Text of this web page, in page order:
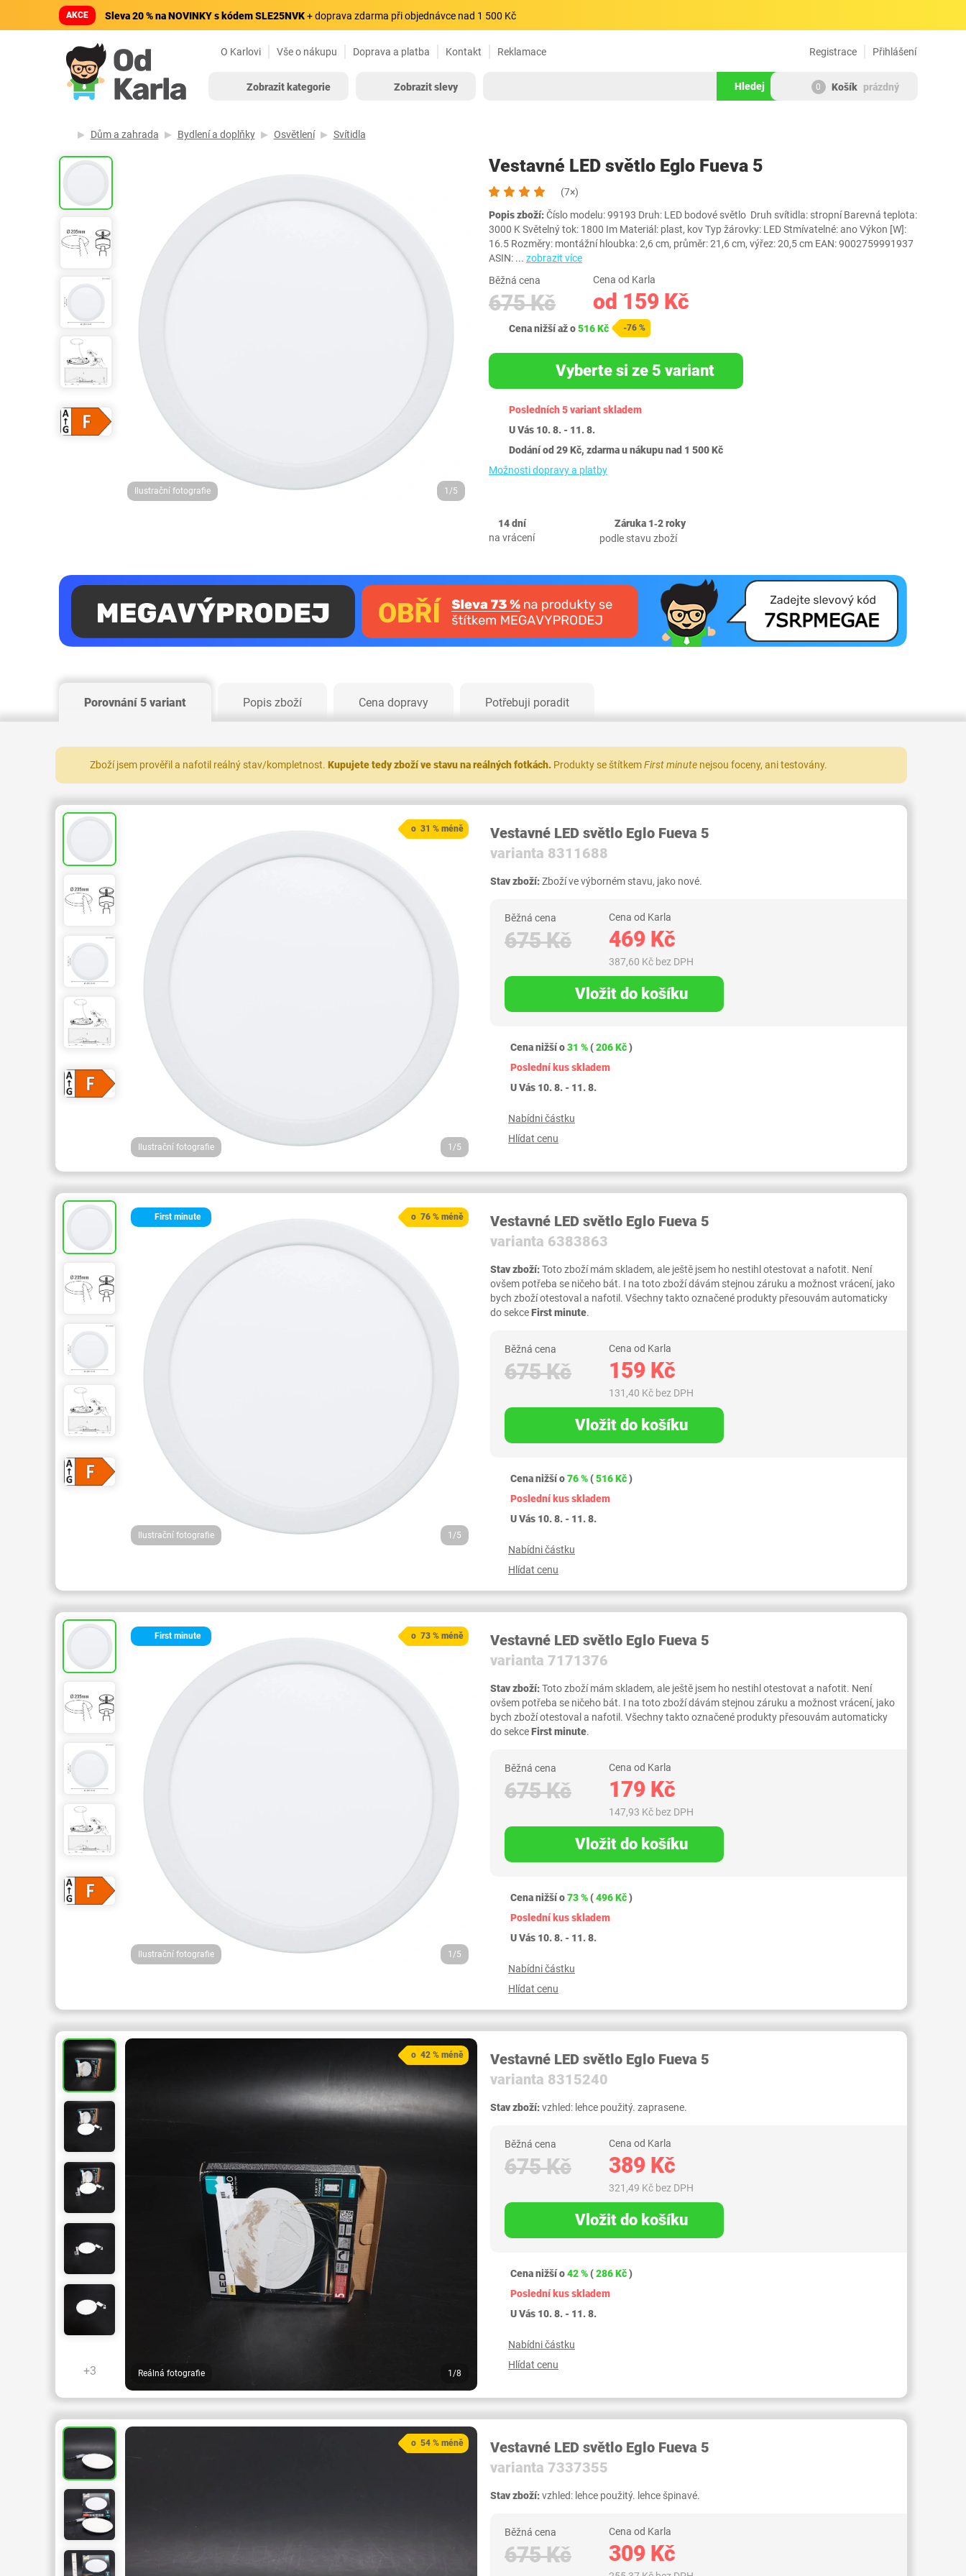
AKCE Sleva 20 % na NOVINKY s kódem SLE25NVK+ doprava zdarma při objednávce nad 1 500 Kč
O Karlovi Vše o nákupu Doprava a platba Kontakt Reklamace Přihlášení
Registrace
Zobrazit kategorie Zobrazit slevy Hledej 0 Košík prázdný
Dům a zahrada Bydlení a doplňky Osvětlení Svítidla
Ilustrační fotografie 1/5
Vestavné LED světlo Eglo Fueva 5
(7×)
Popis zboží:Číslo modelu: 99193 Druh: LED bodové světlo Druh svítidla: stropní Barevná teplota:
3000 K Světelný tok: 1800 Im Materiál: plast, kov Typ žárovky: LED Stmívatelné: ano Výkon [W]:
16.5 Rozměry: montážní hloubka: 2,6 cm, průměr: 21,6 cm, výřez: 20,5 cm EAN: 9002759991937
ASIN: ... zobrazit více
Běžná cena
675 Kč
Cena od Karla
od 159 Kč
Cena nižší až o516 Kč -76 %
Vyberte si ze 5 variant
Posledních 5 variant skladem
U Vás 10. 8. - 11. 8.
Dodání od 29 Kč, zdarma u nákupu nad 1 500 Kč
Možnosti dopravy a platby
14 dní
na vrácení
Záruka 1‐2 roky
podle stavu zboží
Porovnání 5 variant Popis zboží Cena dopravy Potřebuji poradit
Zboží jsem prověřil a nafotil reálný stav/kompletnost. Kupujete tedy zboží ve stavu na reálných fotkách. Produkty se štítkemFirst minute nejsou foceny, ani testovány.
Ilustrační fotografie 1/5
o 31 % méně
Vestavné LED světlo Eglo Fueva 5
varianta 8311688
Stav zboží:Zboží ve výborném stavu, jako nové.
Běžná cena
675 Kč
Cena od Karla
469 Kč
387,60 Kč bez DPH
Vložit do košíku
Cena nižší o31 % (206 Kč)
Poslední kus skladem
U Vás 10. 8. - 11. 8.
Nabídni částku
Hlídat cenu
First minute
Ilustrační fotografie 1/5
o 76 % méně
Vestavné LED světlo Eglo Fueva 5
varianta 6383863
Stav zboží:Toto zboží mám skladem, ale ještě jsem ho nestihl otestovat a nafotit. Není
ovšem potřeba se ničeho bát. I na toto zboží dávám stejnou záruku a možnost vrácení, jako
bych zboží otestoval a nafotil. Všechny takto označené produkty přesouvám automaticky
do sekceFirst minute.
Běžná cena
675 Kč
Cena od Karla
159 Kč
131,40 Kč bez DPH
Vložit do košíku
Cena nižší o76 % (516 Kč)
Poslední kus skladem
U Vás 10. 8. - 11. 8.
Nabídni částku
Hlídat cenu
First minute
Ilustrační fotografie 1/5
o 73 % méně
Vestavné LED světlo Eglo Fueva 5
varianta 7171376
Stav zboží:Toto zboží mám skladem, ale ještě jsem ho nestihl otestovat a nafotit. Není
ovšem potřeba se ničeho bát. I na toto zboží dávám stejnou záruku a možnost vrácení, jako
bych zboží otestoval a nafotil. Všechny takto označené produkty přesouvám automaticky
do sekceFirst minute.
Běžná cena
675 Kč
Cena od Karla
179 Kč
147,93 Kč bez DPH
Vložit do košíku
Cena nižší o73 % (496 Kč)
Poslední kus skladem
U Vás 10. 8. - 11. 8.
Nabídni částku
Hlídat cenu
+3 Reálná fotografie 1/8
o 42 % méně
Vestavné LED světlo Eglo Fueva 5
varianta 8315240
Stav zboží:vzhled: lehce použitý. zaprasene.
Běžná cena
675 Kč
Cena od Karla
389 Kč
321,49 Kč bez DPH
Vložit do košíku
Cena nižší o42 % (286 Kč)
Poslední kus skladem
U Vás 10. 8. - 11. 8.
Nabídni částku
Hlídat cenu
o 54 % méně
Vestavné LED světlo Eglo Fueva 5
varianta 7337355
Stav zboží:vzhled: lehce použitý. lehce špinavé.
Běžná cena
675 Kč
Cena od Karla
309 Kč